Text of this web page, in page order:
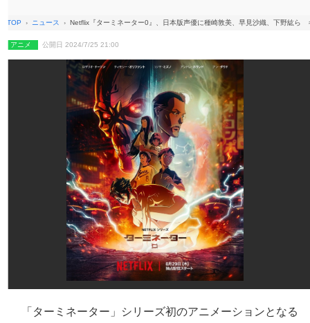
TOP ニュース Netflix『ターミネーター0』、日本版声優に種崎敦美、早見沙織、下野紘ら
アニメ 公開日 2024/7/25 21:00
「ターミネーター」シリーズ初のアニメーションとなる